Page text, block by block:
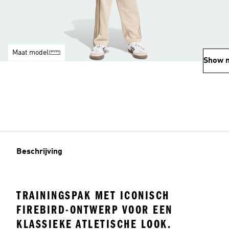
Maat model
Show
Beschrijving
TRAININGSPAK MET ICONISCH
FIREBIRD-ONTWERP VOOR EEN
KLASSIEKE ATLETISCHE LOOK.